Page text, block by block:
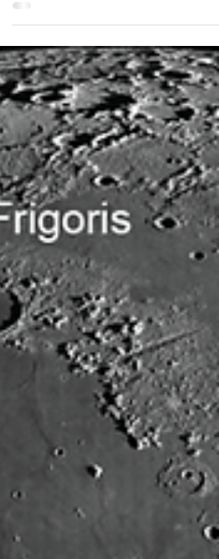
da missão Apollo 8 da NASA, quando os
primeiros astronautas orbitaram a Lua, um
sinônimo de...